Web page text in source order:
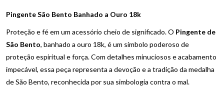
Pingente São Bento Banhado a Ouro 18k
Proteção e fé em um acessório cheio de significado. O Pingente de
São Bento, banhado a ouro 18k, é um símbolo poderoso de
proteção espiritual e força. Com detalhes minuciosos e acabamento
impecável, essa peça representa a devoção e a tradição da medalha
de São Bento, reconhecida por sua simbologia contra o mal.